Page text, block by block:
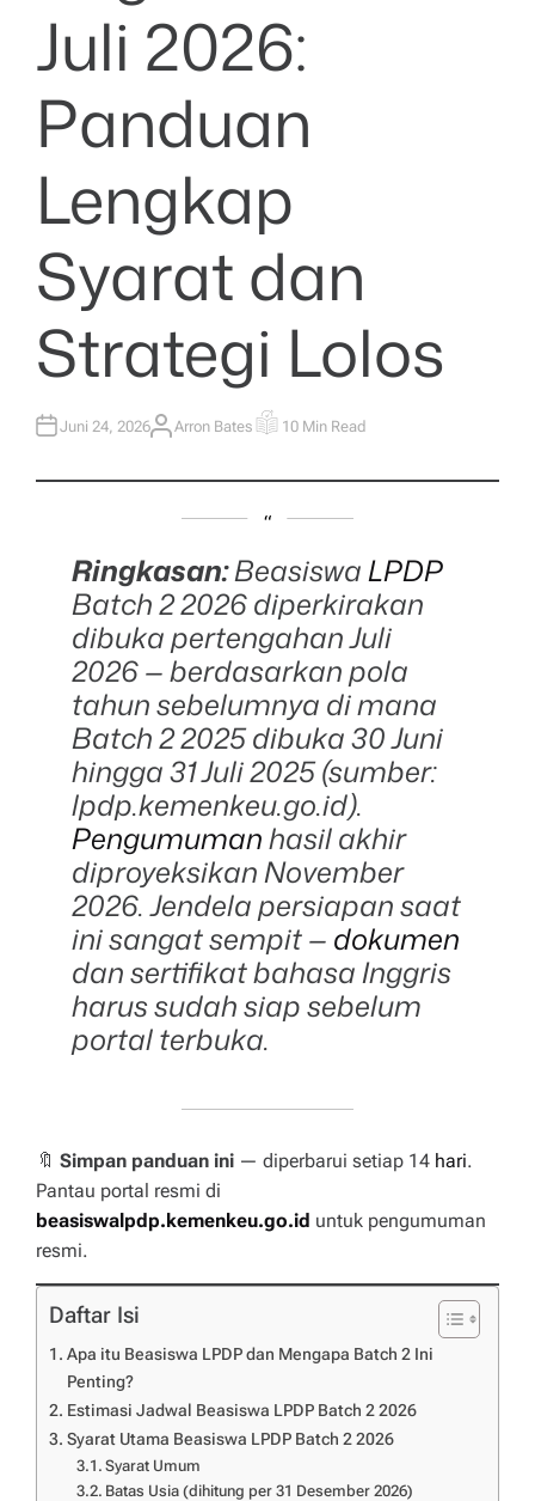
Juli 2026:
Panduan
Lengkap
Syarat dan
Strategi Lolos
Juni 24, 2026A
H
Arron BatesE
I
R
E
A
D
T
I
M
E
10 Min Read
Ringkasan:BeasiswaLPDP
Batch 2 2026 diperkirakan
dibuka pertengahan Juli
2026 — berdasarkan pola
tahun sebelumnya di mana
Batch 2 2025 dibuka 30 Juni
hingga 31 Juli 2025 (sumber:
lpdp.kemenkeu.go.id).
Pengumumanhasil akhir
diproyeksikan November
2026. Jendela persiapan saat
ini sangat sempit — dokumen
dan sertifikat bahasa Inggris
harus sudah siap sebelum
portal terbuka.
🔖 Simpan panduan ini — diperbarui setiap 14 hari.
Pantau portal resmi di
beasiswalpdp.kemenkeu.go.id untuk pengumuman
resmi.
Daftar Isi
Apa itu Beasiswa LPDP dan Mengapa Batch 2 Ini
Penting?
Estimasi Jadwal Beasiswa LPDP Batch 2 2026
Syarat Utama Beasiswa LPDP Batch 2 2026
Syarat Umum
Batas Usia (dihitung per 31 Desember 2026)